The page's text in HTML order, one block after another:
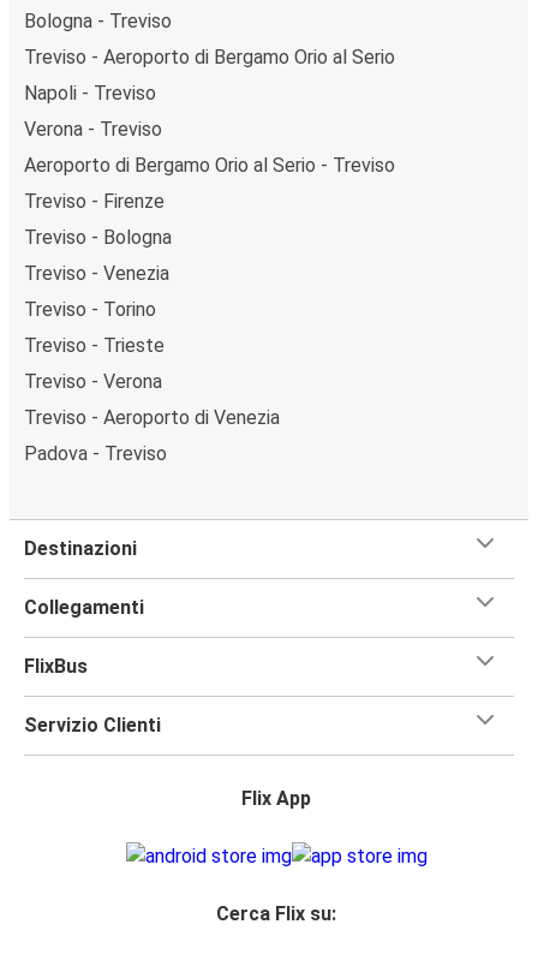
Bologna - Treviso
Treviso - Aeroporto di Bergamo Orio al Serio
Napoli - Treviso
Verona - Treviso
Aeroporto di Bergamo Orio al Serio - Treviso
Treviso - Firenze
Treviso - Bologna
Treviso - Venezia
Treviso - Torino
Treviso - Trieste
Treviso - Verona
Treviso - Aeroporto di Venezia
Padova - Treviso
Destinazioni
Collegamenti
FlixBus
Servizio Clienti
Flix App
Cerca Flix su: